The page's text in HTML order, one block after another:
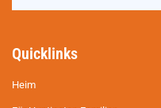
Quicklinks
Heim